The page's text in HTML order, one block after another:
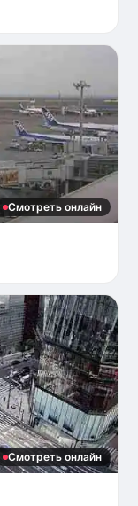
Смотреть онлайн
Смотреть онлайн